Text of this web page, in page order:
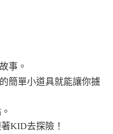
事。
簡單小道具就能讓你擄
KID去探險！